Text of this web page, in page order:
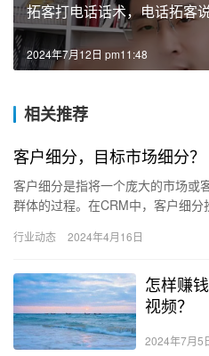
拓客打电话话术，电话拓客
2024年7月12日 pm11:48
相关推荐
客户细分，目标市场细分？
客户细分是指将一个庞大的市场或
群体的过程。在CRM中，客户细
系和…
行业动态 2024年4月16日
怎样赚
视频？
2024年7月5